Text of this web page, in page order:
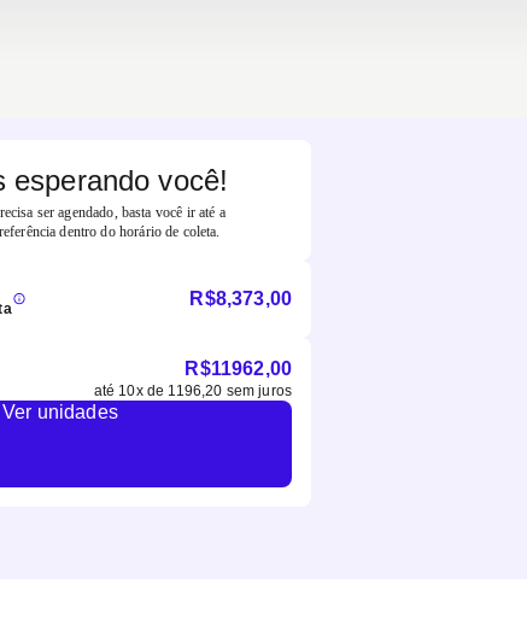
esperando você!
ser agendado, basta você ir até a
dentro do horário de coleta.
R$8,373,00
R$11962,00
até 10x de 1196,20 sem juros
Ver unidades